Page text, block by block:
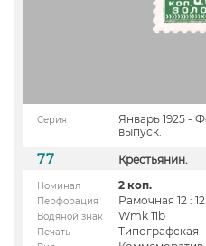
Серия
Январь 1925 -
выпуск.
77 Крестьянин.
Номинал 2 коп.
Перфорация Рамочная 12 :
Водяной знак Wmk 11b
Печать Типографская